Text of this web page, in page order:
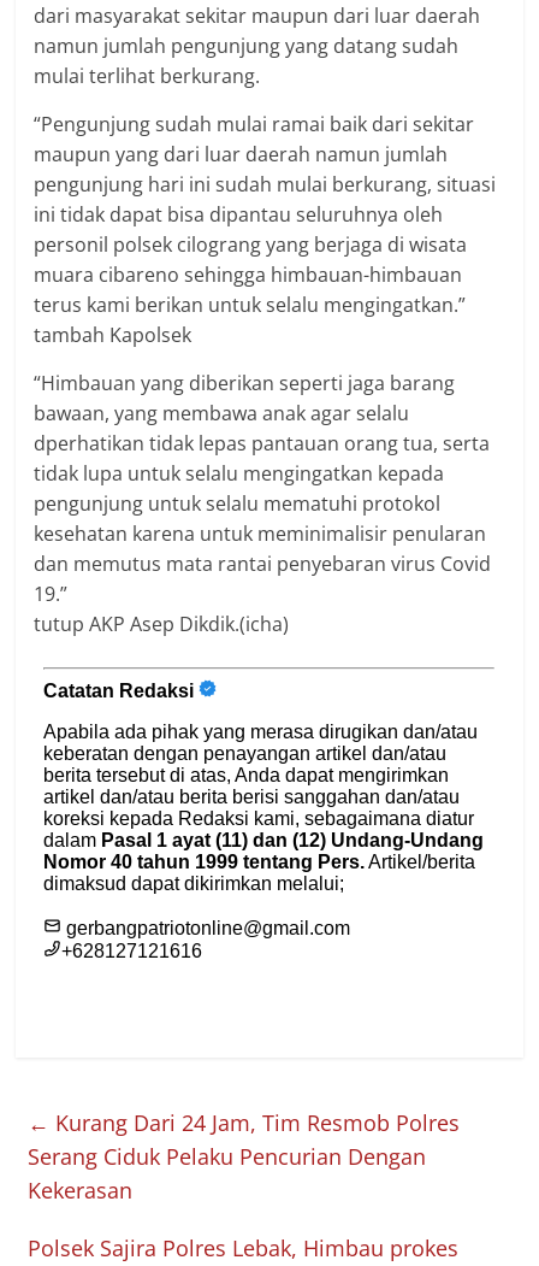
dari masyarakat sekitar maupun dari luar daerah
namun jumlah pengunjung yang datang sudah
mulai terlihat berkurang.
“Pengunjung sudah mulai ramai baik dari sekitar
maupun yang dari luar daerah namun jumlah
pengunjung hari ini sudah mulai berkurang, situasi
ini tidak dapat bisa dipantau seluruhnya oleh
personil polsek cilograng yang berjaga di wisata
muara cibareno sehingga himbauan-himbauan
terus kami berikan untuk selalu mengingatkan.”
tambah Kapolsek
“Himbauan yang diberikan seperti jaga barang
bawaan, yang membawa anak agar selalu
dperhatikan tidak lepas pantauan orang tua, serta
tidak lupa untuk selalu mengingatkan kepada
pengunjung untuk selalu mematuhi protokol
kesehatan karena untuk meminimalisir penularan
dan memutus mata rantai penyebaran virus Covid
19.”
tutup AKP Asep Dikdik.(icha)
← Kurang Dari 24 Jam, Tim Resmob Polres
Serang Ciduk Pelaku Pencurian Dengan
Kekerasan
Polsek Sajira Polres Lebak, Himbau prokes